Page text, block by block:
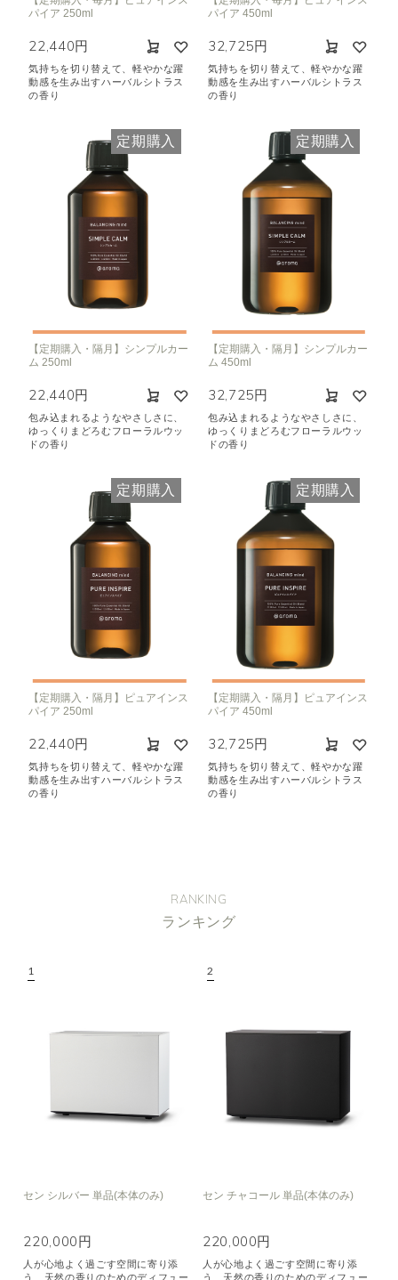
パイア 250ml
22,440円
気持ちを切り替えて、軽やかな躍
動感を生み出すハーバルシトラス
の香り
パイア 450ml
32,725円
気持ちを切り替えて、軽やかな躍
動感を生み出すハーバルシトラス
の香り
定期購入
【定期購入・隔月】シンプルカー
ム 250ml
22,440円
包み込まれるようなやさしさに、
ゆっくりまどろむフローラルウッ
ドの香り
定期購入
【定期購入・隔月】シンプルカー
ム 450ml
32,725円
包み込まれるようなやさしさに、
ゆっくりまどろむフローラルウッ
ドの香り
定期購入
【定期購入・隔月】ピュアインス
パイア 250ml
22,440円
気持ちを切り替えて、軽やかな躍
動感を生み出すハーバルシトラス
の香り
定期購入
【定期購入・隔月】ピュアインス
パイア 450ml
32,725円
気持ちを切り替えて、軽やかな躍
動感を生み出すハーバルシトラス
の香り
RANKING
ランキング
セン シルバー 単品(本体のみ)
220,000円
人が心地よく過ごす空間に寄り添
う、天然の香りのためのディフュー
セン チャコール 単品(本体のみ)
220,000円
人が心地よく過ごす空間に寄り添
う、天然の香りのためのディフュー